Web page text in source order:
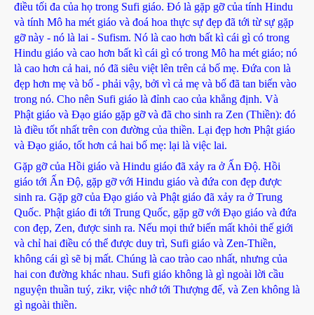
điều tối đa của họ trong Sufi giáo. Đó là gặp gỡ của tính Hindu
và tính Mô ha mét giáo và đoá hoa thực sự đẹp đã tới từ sự gặp
gỡ này - nó là lai - Sufism. Nó là cao hơn bất kì cái gì có trong
Hindu giáo và cao hơn bất kì cái gì có trong Mô ha mét giáo; nó
là cao hơn cả hai, nó đã siêu việt lên trên cả bố mẹ. Đứa con là
đẹp hơn mẹ và bố - phải vậy, bởi vì cả mẹ và bố đã tan biến vào
trong nó. Cho nên Sufi giáo là đỉnh cao của khẳng định. Và
Phật giáo và Đạo giáo gặp gỡ và đã cho sinh ra Zen (Thiền): đó
là điều tốt nhất trên con đường của thiền. Lại đẹp hơn Phật giáo
và Đạo giáo, tốt hơn cả hai bố mẹ: lại là việc lai.
Gặp gỡ của Hồi giáo và Hindu giáo đã xảy ra ở Ấn Độ. Hồi
giáo tới Ấn Độ, gặp gỡ với Hindu giáo và đứa con đẹp được
sinh ra. Gặp gỡ của Đạo giáo và Phật giáo đã xảy ra ở Trung
Quốc. Phật giáo đi tới Trung Quốc, gặp gỡ với Đạo giáo và đứa
con đẹp, Zen, được sinh ra. Nếu mọi thứ biến mất khỏi thế giới
và chỉ hai điều có thể được duy trì, Sufi giáo và Zen-Thiền,
không cái gì sẽ bị mất. Chúng là cao trào cao nhất, nhưng của
hai con đường khác nhau. Sufi giáo không là gì ngoài lời cầu
nguyện thuần tuý, zikr, việc nhớ tới Thượng đế, và Zen không là
gì ngoài thiền.